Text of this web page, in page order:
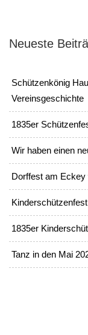
Neueste
Schützenkönig
Vereinsgeschichte
1835er
Wir haben einen
Dorffest am Eckey
1835er
Tanz in den Mai